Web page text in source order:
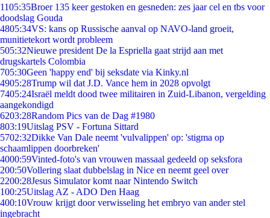
1105:35Broer 135 keer gestoken en gesneden: zes jaar cel en tbs voor
doodslag Gouda
4805:34VS: kans op Russische aanval op NAVO-land groeit,
munitietekort wordt probleem
505:32Nieuwe president De la Espriella gaat strijd aan met
drugskartels Colombia
705:30Geen 'happy end' bij seksdate via Kinky.nl
4905:28Trump wil dat J.D. Vance hem in 2028 opvolgt
7405:24Israël meldt dood twee militairen in Zuid-Libanon, vergelding
aangekondigd
6203:28Random Pics van de Dag #1980
803:19Uitslag PSV - Fortuna Sittard
5702:32Dikke Van Dale neemt 'vulvalippen' op: 'stigma op
schaamlippen doorbreken'
4000:59Vinted-foto's van vrouwen massaal gedeeld op seksfora
200:50Vollering slaat dubbelslag in Nice en neemt geel over
2200:28Jesus Simulator komt naar Nintendo Switch
100:25Uitslag AZ - ADO Den Haag
400:10Vrouw krijgt door verwisseling het embryo van ander stel
ingebracht